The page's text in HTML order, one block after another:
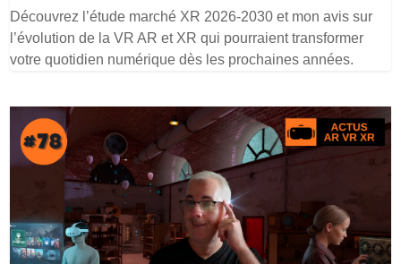
Découvrez l’étude marché XR 2026-2030 et mon avis sur
l’évolution de la VR AR et XR qui pourraient transformer
votre quotidien numérique dès les prochaines années.